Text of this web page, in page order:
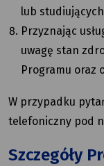
lub
Przyznając
uwagę stan
Programu oraz
W przypadku
telefoniczny pod
Szczegóły